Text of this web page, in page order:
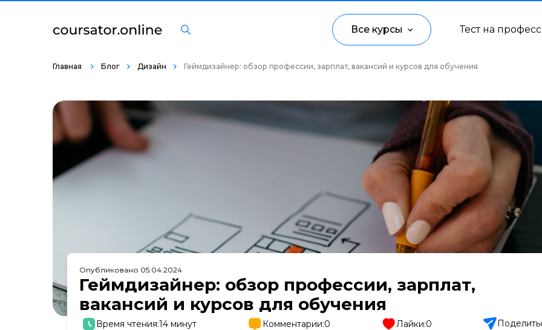
Тест на
Все курсы
Управление
Маркетинг
Аналитика
Создание контента
Иностранные языки
Образ жизни
Бизнес и финансы
Главная Блог Дизайн Геймдизайнер: обзор профессии, зарплат, вакансий и курсов для обучения
Геймдизайнер: обзор профессии, зарплат,
вакансий и курсов для обучения
Опубликовано 05.04.2024
Время чтения:14 минут Комментарии:0 Лайки:0